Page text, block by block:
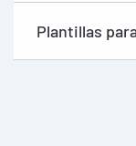
Plantillas